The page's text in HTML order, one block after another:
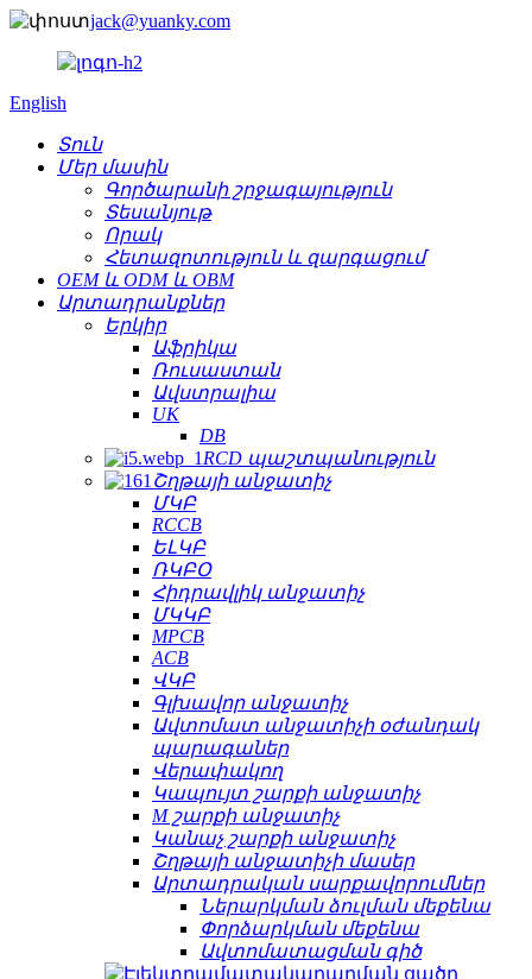
jack@yuanky.com
English
Տուն
Մեր մասին
Գործարանի շրջագայություն
Տեսանյութ
Որակ
Հետազոտություն և զարգացում
OEM և ODM և OBM
Արտադրանքներ
Երկիր
Աֆրիկա
Ռուսաստան
Ավստրալիա
UK
DB
RCD պաշտպանություն
Շղթայի անջատիչ
ՄԿԲ
RCCB
ԵԼԿԲ
ՌԿԲՕ
Հիդրավլիկ անջատիչ
ՄԿԿԲ
MPCB
ACB
ՎԿԲ
Գլխավոր անջատիչ
Ավտոմատ անջատիչի օժանդակ
պարագաներ
Վերափակող
Կապույտ շարքի անջատիչ
M շարքի անջատիչ
Կանաչ շարքի անջատիչ
Շղթայի անջատիչի մասեր
Արտադրական սարքավորումներ
Ներարկման ձուլման մեքենա
Փորձարկման մեքենա
Ավտոմատացման գիծ